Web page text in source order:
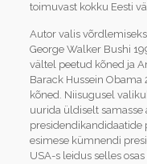
toimuvast kokku Eesti
Autor valis
George Walker Bushi
vältel peetud kõned ja
Barack Hussein
kõned. Niisugusel
uurida üldiselt samasse
presidendikandidaatide
esimese kümnendi
USA-s leidus selles